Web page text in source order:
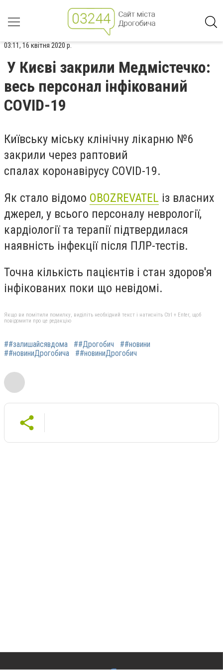
03:11, 16 квітня 2020 р.
У Києві закрили Медмістечко:
весь персонал інфікований
COVID-19
Київську міську клінічну лікарню №6
закрили через раптовий
спалах коронавірусу COVID-19.
Як стало відомо OBOZREVATEL із власних
джерел, у всього персоналу неврології,
кардіології та терапії підтвердилася
наявність інфекції після ПЛР-тестів.
Точна кількість пацієнтів і стан здоров'я
інфікованих поки що невідомі.
Якщо ви помітили помилку, виділіть необхідний текст і натисніть Ctrl + Enter, щоб
повідомити про це редакцію
##залишайсявдома ##Дрогобич
##новини
##новиниДрогобича
##новиниДрогобич